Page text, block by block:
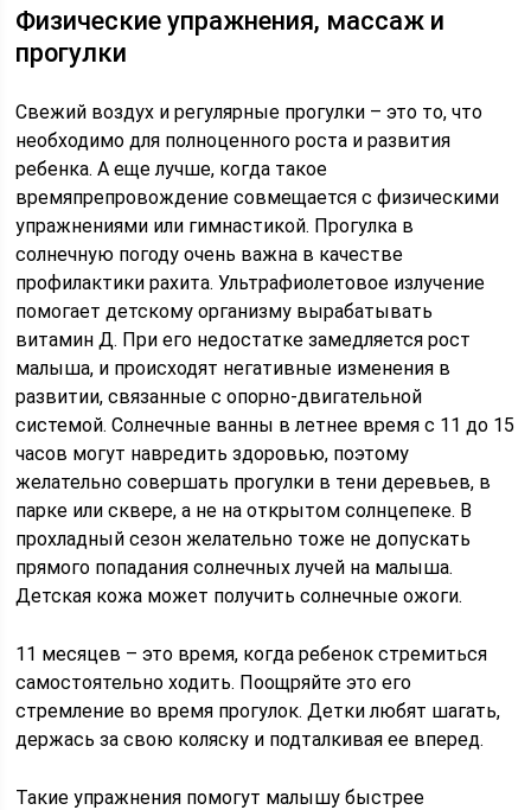
Физические упражнения, массаж и
прогулки
Свежий воздух и регулярные прогулки – это то, что
необходимо для полноценного роста и развития
ребенка. А еще лучше, когда такое
времяпрепровождение совмещается с физическими
упражнениями или гимнастикой. Прогулка в
солнечную погоду очень важна в качестве
профилактики рахита. Ультрафиолетовое излучение
помогает детскому организму вырабатывать
витамин Д. При его недостатке замедляется рост
малыша, и происходят негативные изменения в
развитии, связанные с опорно-двигательной
системой. Солнечные ванны в летнее время с 11 до 15
часов могут навредить здоровью, поэтому
желательно совершать прогулки в тени деревьев, в
парке или сквере, а не на открытом солнцепеке. В
прохладный сезон желательно тоже не допускать
прямого попадания солнечных лучей на малыша.
Детская кожа может получить солнечные ожоги.
11 месяцев – это время, когда ребенок стремиться
самостоятельно ходить. Поощряйте это его
стремление во время прогулок. Детки любят шагать,
держась за свою коляску и подталкивая ее вперед.
Такие упражнения помогут малышу быстрее